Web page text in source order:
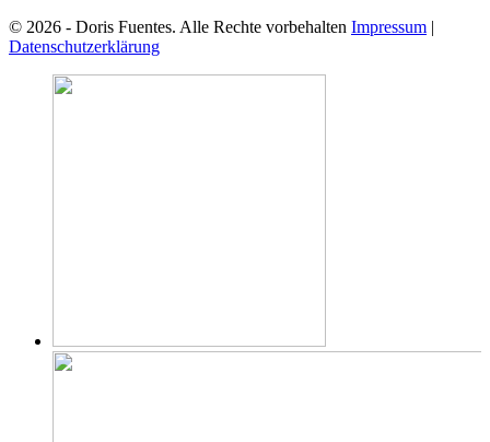
© 2026 - Doris Fuentes. Alle Rechte vorbehalten Impressum |
Datenschutzerklärung